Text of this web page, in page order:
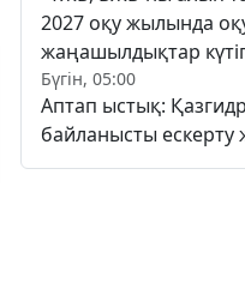
2027 оқу жылында
жаңашылдықтар
Бүгін, 05:00
Аптап ыстық:
байланысты ескерту